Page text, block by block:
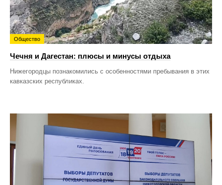
Общество
Чечня и Дагестан: плюсы и минусы отдыха
Нижегородцы познакомились с особенностями пребывания в этих
кавказских республиках.